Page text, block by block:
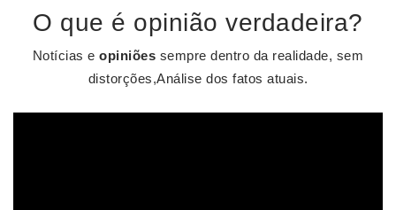
O que é opinião verdadeira?
Notícias eopiniões sempre dentro da realidade, sem
distorções,Análise dos fatos atuais.